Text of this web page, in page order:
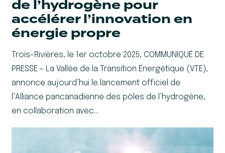
de l’hydrogène pour
accélérer l’innovation en
énergie propre
Trois-Rivières, le 1er octobre 2025, COMMUNIQUÉ DE
PRESSE – La Vallée de la Transition Énergétique (VTE),
annonce aujourd’hui le lancement officiel de
l’Alliance pancanadienne des pôles de l’hydrogène,
en collaboration avec…